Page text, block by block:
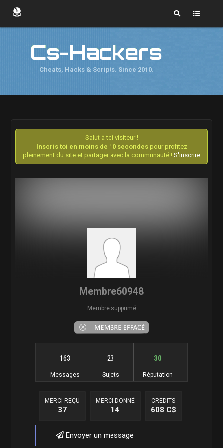
Cs-Hackers
Cheats, Hacks & Scripts. Since 2010.
Salut à toi visiteur !
Inscris toi en moins de 10 secondespour profitez
pleinement du site et partager avec la communauté ! S'inscrire
Membre60948
Membre supprimé
163
Messages
23
Sujets
30
Réputation
MERCI REÇU
37
MERCI DONNÉ
14
CREDITS
608 C$
Envoyer un message